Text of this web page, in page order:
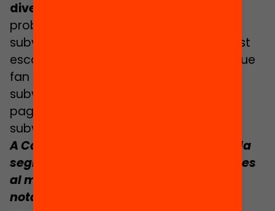
diversitat educativa i social
problema és que l’impacte de les
subvencions municipals en el pressupost
escolar és mínim, o sigui que sovint el que
fan aquests centres que perden la
subvenció és demanar als pares que
paguin una mica més, no els importa la
subvenció.
A Catalunya en general entenem que la
segregació es dona si hi ha dues escoles
al mateix barri amb una diferència
notable de tipus d’alumnat. Però, en